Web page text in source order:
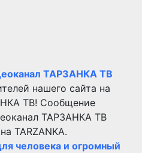
ТАРЗАНКА ТВ
нашего сайта на
ТВ! Сообщение
ТАРЗАНКА ТВ
TARZANKA.
человека и огромный